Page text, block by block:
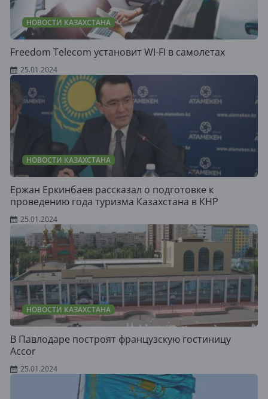
НОВОСТИ КАЗАХСТАНА
Freedom Telecom установит WI-FI в самолетах
25.01.2024
НОВОСТИ КАЗАХСТАНА
Ержан Еркинбаев рассказал о подготовке к
проведению года туризма Казахстана в КНР
25.01.2024
НОВОСТИ КАЗАХСТАНА
В Павлодаре построят французскую гостиницу
Accor
25.01.2024